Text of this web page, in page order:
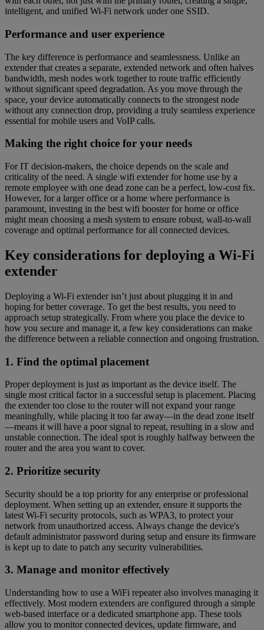
intelligent, and unified Wi-Fi network under one SSID.
Performance and user experience
The key difference is performance and seamlessness. Unlike an
extender that creates a separate, extended network and often halves
bandwidth, mesh nodes work together to route traffic efficiently
without significant speed degradation. As you move through the
space, your device automatically connects to the strongest node
without any connection drop, providing a truly seamless experience
essential for mobile users and VoIP calls.
Making the right choice for your needs
For IT decision-makers, the choice depends on the scale and
criticality of the need. A single wifi extender for home use by a
remote employee with one dead zone can be a perfect, low-cost fix.
However, for a larger office or a home where performance is
paramount, investing in the best wifi booster for home or office
might mean choosing a mesh system to ensure robust, wall-to-wall
coverage and optimal performance for all connected devices.
Key considerations for deploying a Wi-Fi
extender
Deploying a Wi-Fi extender isn’t just about plugging it in and
hoping for better coverage. To get the best results, you need to
approach setup strategically. From where you place the device to
how you secure and manage it, a few key considerations can make
the difference between a reliable connection and ongoing frustration.
1. Find the optimal placement
Proper deployment is just as important as the device itself. The
single most critical factor in a successful setup is placement. Placing
the extender too close to the router will not expand your range
meaningfully, while placing it too far away—in the dead zone itself
—means it will have a poor signal to repeat, resulting in a slow and
unstable connection. The ideal spot is roughly halfway between the
router and the area you want to cover.
2. Prioritize security
Security should be a top priority for any enterprise or professional
deployment. When setting up an extender, ensure it supports the
latest Wi-Fi security protocols, such as WPA3, to protect your
network from unauthorized access. Always change the device's
default administrator password during setup and ensure its firmware
is kept up to date to patch any security vulnerabilities.
3. Manage and monitor effectively
Understanding how to use a WiFi repeater also involves managing it
effectively. Most modern extenders are configured through a simple
web-based interface or a dedicated smartphone app. These tools
allow you to monitor connected devices, update firmware, and